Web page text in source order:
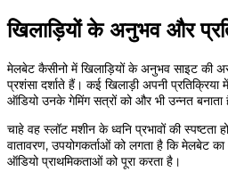
खिलाड़ियों के अनुभव और
मेलबेट कैसीनो में खिलाड़ियों के अनुभव साइट की
प्रशंसा दर्शाते हैं। कई खिलाड़ी अपनी
ऑडियो उनके गेमिंग सत्रों को और भी उन्नत बनाता
चाहे वह स्लॉट मशीन के ध्वनि प्रभावों की स्पष्टता हो
वातावरण, उपयोगकर्ताओं को लगता है कि मेलबेट का
ऑडियो प्राथमिकताओं को पूरा करता है।